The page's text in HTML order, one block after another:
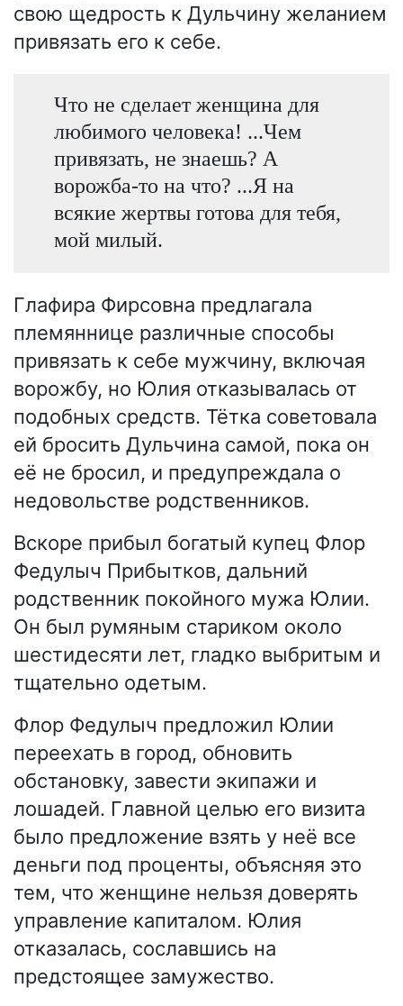
свою щедрость к Дульчину желанием
привязать его к себе.
Что не сделает женщина для
любимого человека! ...Чем
привязать, не знаешь? А
ворожба-то на что? ...Я на
всякие жертвы готова для тебя,
мой милый.
Глафира Фирсовна предлагала
племяннице различные способы
привязать к себе мужчину, включая
ворожбу, но Юлия отказывалась от
подобных средств. Тётка советовала
ей бросить Дульчина самой, пока он
её не бросил, и предупреждала о
недовольстве родственников.
Вскоре прибыл богатый купец Флор
Федулыч Прибытков, дальний
родственник покойного мужа Юлии.
Он был румяным стариком около
шестидесяти лет, гладко выбритым и
тщательно одетым.
Флор Федулыч предложил Юлии
переехать в город, обновить
обстановку, завести экипажи и
лошадей. Главной целью его визита
было предложение взять у неё все
деньги под проценты, объясняя это
тем, что женщине нельзя доверять
управление капиталом. Юлия
отказалась, сославшись на
предстоящее замужество.